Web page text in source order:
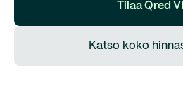
Tilaa Qred
Katso koko